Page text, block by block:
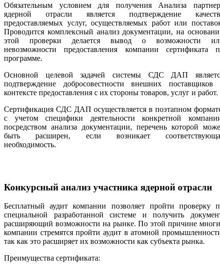
Обязательным условием для получения Анализа
ядерной отрасли является подтверждение
предоставляемых услуг, осуществляемых работ или
Проводится комплексный анализ документации, на
этой проверки делается вывод о возможности
невозможности предоставления компании сертификата
программе.
Основной целевой задачей системы СДС ДАП
подтверждение добросовестности внешних поставщиков
контексте предоставления с их стороны товаров, услуг и работ.
Сертификация СДС ДАП осуществляется в поэтапном
с учетом специфики деятельности конкретной
посредством анализа документации, перечень которой
быть расширен, если возникает
необходимость.
Конкурсный анализ участника ядерной отрасли
Бесплатный аудит компании позволяет пройти проверку
специальной разработанной системе и получить
расширяющий возможности на рынке. По этой причине
компании стремятся пройти аудит в атомной
так как это расширяет их возможности как субъекта рынка.
Преимущества сертификата: